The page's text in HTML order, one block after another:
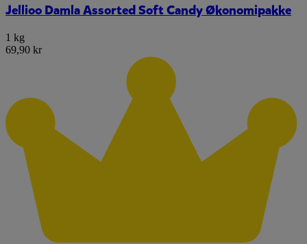
Jellioo Damla Assorted Soft Candy Økonomipakke
1 kg
69,90 kr